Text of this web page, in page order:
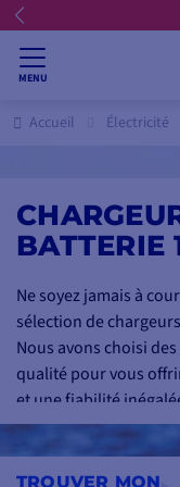
MENU
Accueil Électricité
BATTERIE
Ne soyez jamais à
sélection de
Nous avons choisi
qualité pour vous
et une fiabilité
12V sont conçus
les types
grands navires. Ils
TROUVER MON